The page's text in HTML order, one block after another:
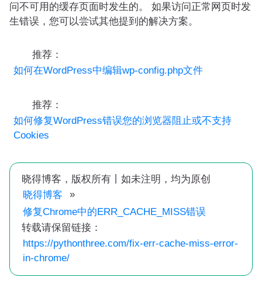
问不可用的缓存页面时发生的。 如果访问正常网页时发
生错误，您可以尝试其他提到的解决方案。
推荐：
如何在WordPress中编辑wp-config.php文件
推荐：
如何修复WordPress错误您的浏览器阻止或不支持
Cookies
晓得博客，版权所有丨如未注明，均为原创
晓得博客
»
修复Chrome中的ERR_CACHE_MISS错误
转载请保留链接：
https://pythonthree.com/fix-err-cache-miss-error-
in-chrome/